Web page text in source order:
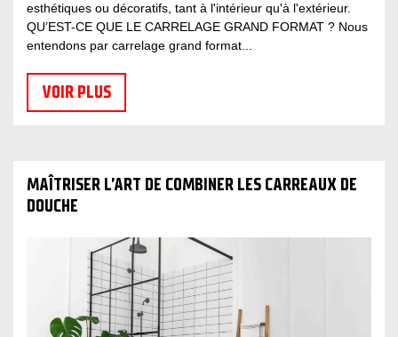
esthétiques ou décoratifs, tant à l'intérieur qu'à l'extérieur.
QU’EST-CE QUE LE CARRELAGE GRAND FORMAT ? Nous
entendons par carrelage grand format...
VOIR PLUS
MAÎTRISER L’ART DE COMBINER LES CARREAUX DE
DOUCHE